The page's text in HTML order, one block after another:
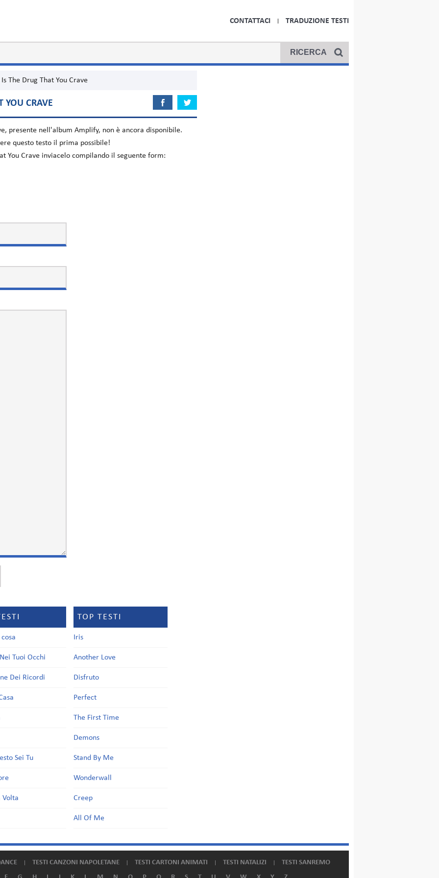
CONTATTACI TRADUZIONE TESTI
Is The Drug That You Crave
YOU CRAVE
, presente nell'album Amplify, non è ancora disponibile.
questo testo il prima possibile!
You Crave inviacelo compilando il seguente form:
Tuoi Occhi
Dei Ricordi
Sei Tu
Volta
TOP TESTI
Iris
Another Love
Disfruto
Perfect
The First Time
Demons
Stand By Me
Wonderwall
Creep
All Of Me
TESTI CANZONI NAPOLETANE TESTI CARTONI ANIMATI TESTI NATALIZI
TESTI SANREMO